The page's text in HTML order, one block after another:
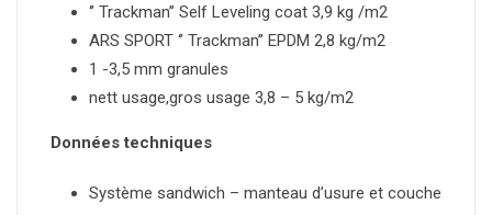
‘’ Trackman’’ Self Leveling coat 3,9 kg /m2
ARS SPORT ‘’ Trackman’’ EPDM 2,8 kg/m2
1 -3,5 mm granules
nett usage,gros usage 3,8 – 5 kg/m2
Données techniques
Système sandwich – manteau d’usure et couche